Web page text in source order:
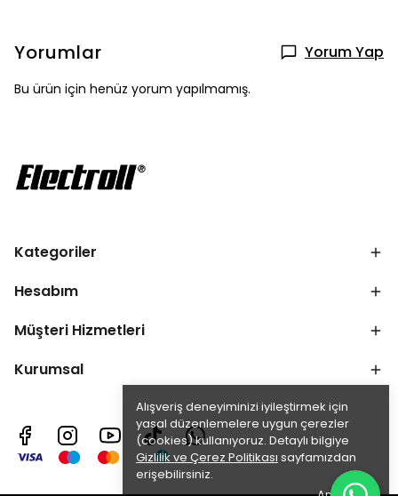
Alışveriş deneyiminizi iyileştirmek için
yasal düzenlemelere uygun çerezler
(cookies) kullanıyoruz. Detaylı bilgiye
Gizlilik ve Çerez Politikası sayfamızdan
erişebilirsiniz.
Yorumlar Yorum Yap
Bu ürün için henüz yorum yapılmamış.
Kategoriler
Hesabım
Müşteri Hizmetleri
Kurumsal